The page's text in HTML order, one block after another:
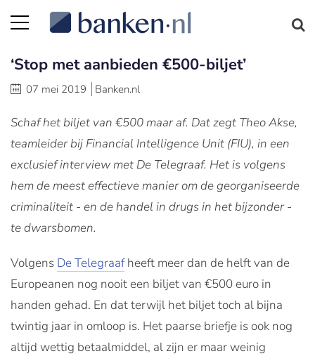
‘Stop met aanbieden €500-biljet’
07 mei 2019 Banken.nl
Schaf het biljet van €500 maar af. Dat zegt Theo Akse,
teamleider bij Financial Intelligence Unit (FIU), in een
exclusief interview met De Telegraaf. Het is volgens
hem de meest effectieve manier om de georganiseerde
criminaliteit - en de handel in drugs in het bijzonder -
te dwarsbomen.
Volgens De Telegraafheeft meer dan de helft van de
Europeanen nog nooit een biljet van €500 euro in
handen gehad. En dat terwijl het biljet toch al bijna
twintig jaar in omloop is. Het paarse briefje is ook nog
altijd wettig betaalmiddel, al zijn er maar weinig